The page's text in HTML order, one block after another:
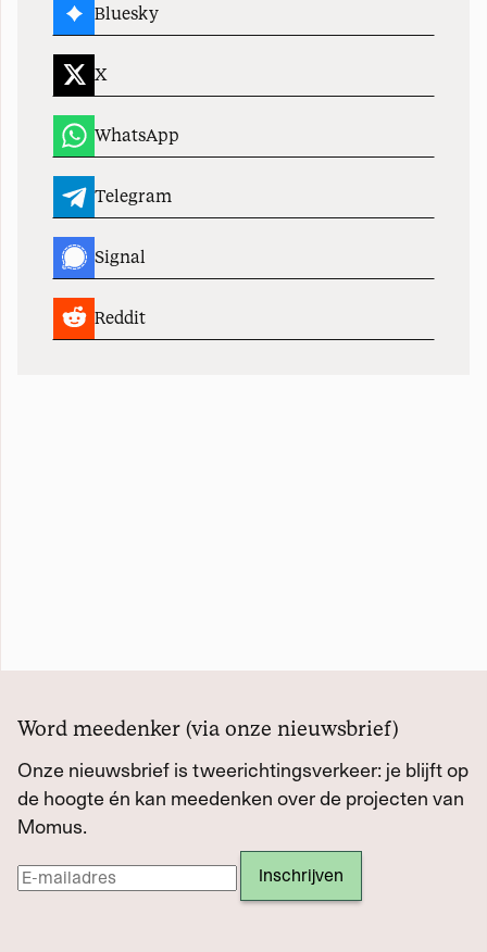
Bluesky
X
WhatsApp
Telegram
Signal
Reddit
Word meedenker (via onze nieuwsbrief)
Onze nieuwsbrief is tweerichtingsverkeer: je blijft op
de hoogte én kan meedenken over de projecten van
Momus.